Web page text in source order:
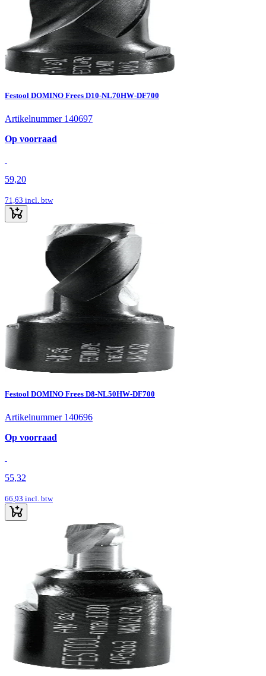
Festool DOMINO Frees D10-NL70HW-DF700
Artikelnummer 140697
Op voorraad
59,20
71,63 incl. btw
Festool DOMINO Frees D8-NL50HW-DF700
Artikelnummer 140696
Op voorraad
55,32
66,93 incl. btw